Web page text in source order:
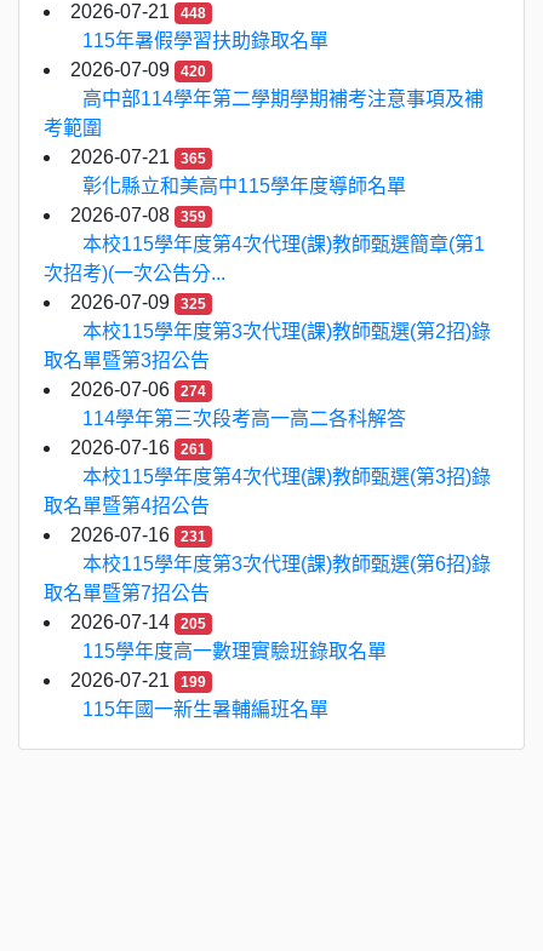
2026-07-21
448
115年暑假學習扶助錄取名單
2026-07-09
420
高中部114學年第二學期學期補考注意事項及補
考範圍
2026-07-21
365
彰化縣立和美高中115學年度導師名單
2026-07-08
359
本校115學年度第4次代理(課)教師甄選簡章(第1
次招考)(一次公告分...
2026-07-09
325
本校115學年度第3次代理(課)教師甄選(第2招)錄
取名單暨第3招公告
2026-07-06
274
114學年第三次段考高一高二各科解答
2026-07-16
261
本校115學年度第4次代理(課)教師甄選(第3招)錄
取名單暨第4招公告
2026-07-16
231
本校115學年度第3次代理(課)教師甄選(第6招)錄
取名單暨第7招公告
2026-07-14
205
115學年度高一數理實驗班錄取名單
2026-07-21
199
115年國一新生暑輔編班名單